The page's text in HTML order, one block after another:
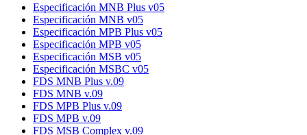
Especificación MNB Plus v05
Especificación MNB v05
Especificación MPB Plus v05
Especificación MPB v05
Especificación MSB v05
Especificación MSBC v05
FDS MNB Plus v.09
FDS MNB v.09
FDS MPB Plus v.09
FDS MPB v.09
FDS MSB Complex v.09